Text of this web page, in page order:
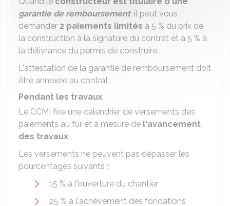
garantie de remboursement, il peut vous
demander 2 paiements limités à 5 % du prix de
la construction à la signature du contrat et à 5 % à
la délivrance du permis de construire.
L'attestation de la garantie de remboursement doit
être annexée au contrat.
Pendant les travaux
Le CCMI fixe une calendrier de versements des
paiements au fur et à mesure de l'avancement
des travaux .
Les versements ne peuvent pas dépasser les
pourcentages suivants :
15 % à l'ouverture du chantier
25 % à l'achèvement des fondations